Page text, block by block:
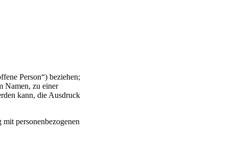
Person“) beziehen;
Namen, zu einer
kann, die Ausdruck
personenbezogenen